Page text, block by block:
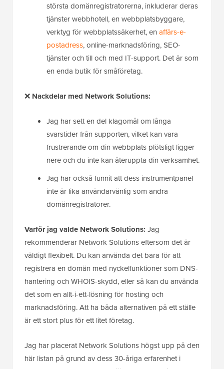
största domänregistratorerna, inkluderar deras
tjänster webbhotell, en webbplatsbyggare,
verktyg för webbplatssäkerhet, en affärs-e-
postadress, online-marknadsföring, SEO-
tjänster och till och med IT-support. Det är som
en enda butik för småföretag.
❌ Nackdelar med Network Solutions:
Jag har sett en del klagomål om långa
svarstider från supporten, vilket kan vara
frustrerande om din webbplats plötsligt ligger
nere och du inte kan återuppta din verksamhet.
Jag har också funnit att dess instrumentpanel
inte är lika användarvänlig som andra
domänregistratorer.
Varför jag valde Network Solutions: Jag
rekommenderar Network Solutions eftersom det är
väldigt flexibelt. Du kan använda det bara för att
registrera en domän med nyckelfunktioner som DNS-
hantering och WHOIS-skydd, eller så kan du använda
det som en allt-i-ett-lösning för hosting och
marknadsföring. Att ha båda alternativen på ett ställe
är ett stort plus för ett litet företag.
Jag har placerat Network Solutions högst upp på den
här listan på grund av dess 30-åriga erfarenhet i